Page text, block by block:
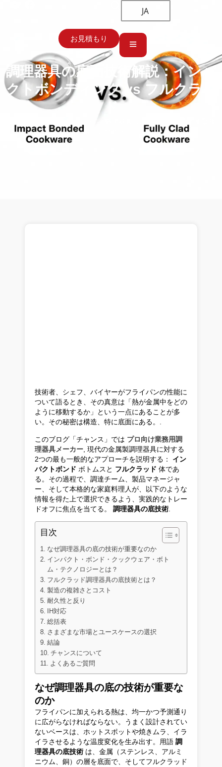
JA
お見積もり
調理器具の底面技術解説：インパ
クトボンディング vs フルクラッ
ド
着と完全クラッド
技術者、シェフ、バイヤーがフライパンの性能に
ついて語るとき、その真意は「熱が金属中をどの
ように移動するか」という一点にあることが多
い。その秘密は構造、特に底面にある。.
このブログ「チャンス」では プロ向け業務用調
理器具メーカー , 現代の金属製調理器具に対する
2つの最も一般的なアプローチを説明する： イン
パクトボンド ボトムスと フルクラッド 体であ
る。その過程で、調達チーム、製品マネージャ
ー、そして本格的な家庭料理人が、以下のような
情報を得た上で選択できるよう、実践的なトレー
ドオフに焦点を当てる。 調理器具の底技術
目次
なぜ調理器具の底の技術が重要なのか
インパクト・ボンド・クックウェア・ボト
ム・テクノロジーとは？
フルクラッド調理器具の底技術とは？
製造の複雑さとコスト
耐久性と反り
IH対応
総括表
さまざまな市場とユースケースの選択
結論
チャンスについて
よくあるご質問
なぜ調理器具の底の技術が重要な
のか
フライパンに加えられる熱は、均一かつ予測通り
に広がらなければならない。うまく設計されてい
ないベースは、ホットスポットや焼きムラ、イラ
イラさせるような温度変化を生み出す。用語 調
理器具の底技術 は、金属（ステンレス、アルミ
ニウム、銅）の層を底面で、そしてフルクラッド